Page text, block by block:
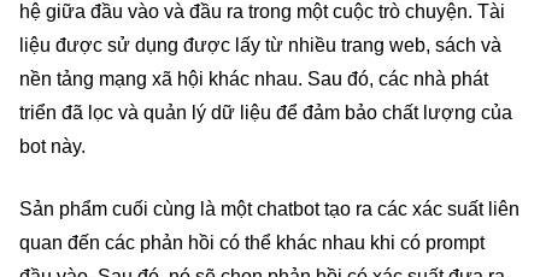
hệ giữa đầu vào và đầu ra trong một cuộc trò chuyện. Tài
liệu được sử dụng được lấy từ nhiều trang web, sách và
nền tảng mạng xã hội khác nhau. Sau đó, các nhà phát
triển đã lọc và quản lý dữ liệu để đảm bảo chất lượng của
bot này.
Sản phẩm cuối cùng là một chatbot tạo ra các xác suất liên
quan đến các phản hồi có thể khác nhau khi có prompt